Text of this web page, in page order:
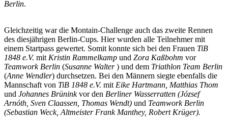
Berlin.
Gleichzeitig war die Montain-Challenge auch das zweite Rennen
des diesjährigen Berlin-Cups. Hier wurden alle Teilnehmer mit
einem Startpass gewertet. Somit konnte sich bei den Frauen TiB
1848 e.V. mit Kristin Rammelkamp und Zora Kaßbohm vor
Teamwork Berlin (Susanne Walter) und dem Triathlon Team Berlin
(Anne Wendler) durchsetzen. Bei den Männern siegte ebenfalls die
Mannschaft von TiB 1848 e.V. mit Eike Hartmann, Matthias Thom
und Johannes Brüninkvor den Berliner Wasserratten (József
Arnóth, Sven Claassen, Thomas Wendt) und Teamwork Berlin
(Sebastian Weck, Altmeister Frank Manthey, Robert Krüger).